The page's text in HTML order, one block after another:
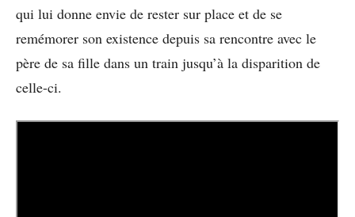
qui lui donne envie de rester sur place et de se
remémorer son existence depuis sa rencontre avec le
père de sa fille dans un train jusqu’à la disparition de
celle-ci.